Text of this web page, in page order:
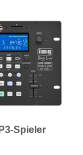
Spieler